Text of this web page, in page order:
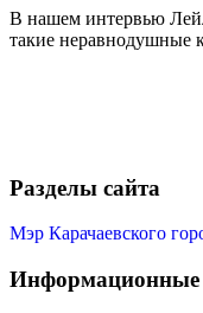
В нашем интервью
такие неравнодушные
Разделы сайта
Мэр Карачаевского
Информационные